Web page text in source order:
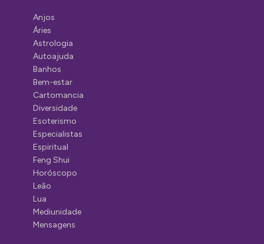
Anjos
Áries
Astrologia
Autoajuda
Banhos
Bem-estar
Cartomancia
Diversidade
Esoterismo
Especialistas
Espiritual
Feng Shui
Horóscopo
Leão
Lua
Mediunidade
Mensagens